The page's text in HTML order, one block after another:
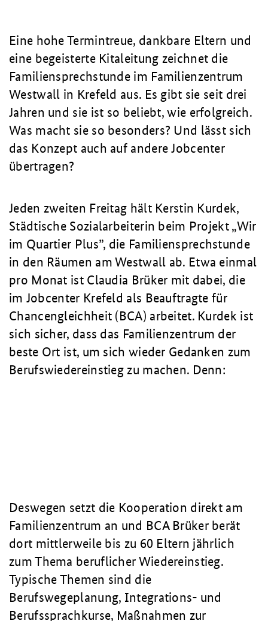
Eine hohe Termintreue, dankbare Eltern und
eine begeisterte Kitaleitung zeichnet die
Familiensprechstunde im Familienzentrum
Westwall in Krefeld aus. Es gibt sie seit drei
Jahren und sie ist so beliebt, wie erfolgreich.
Was macht sie so besonders? Und lässt sich
das Konzept auch auf andere Jobcenter
übertragen?
Jeden zweiten Freitag hält Kerstin Kurdek,
Städtische Sozialarbeiterin beim Projekt „Wir
im Quartier Plus”, die Familiensprechstunde
in den Räumen am Westwall ab. Etwa einmal
pro Monat ist Claudia Brüker mit dabei, die
im Jobcenter Krefeld als Beauftragte für
Chancengleichheit (BCA) arbeitet. Kurdek ist
sich sicher, dass das Familienzentrum der
beste Ort ist, um sich wieder Gedanken zum
Berufswiedereinstieg zu machen. Denn:
Deswegen setzt die Kooperation direkt am
Familienzentrum an und BCA Brüker berät
dort mittlerweile bis zu 60 Eltern jährlich
zum Thema beruflicher Wiedereinstieg.
Typische Themen sind die
Berufswegeplanung, Integrations- und
Berufssprachkurse, Maßnahmen zur